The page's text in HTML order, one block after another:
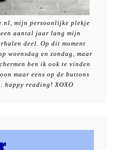
mijn persoonlijke plekje
aantal jaar lang mijn
deel. Op dit moment
woensdag en zondag, maar
ben ik ook te vinden
maar eens op de buttons
happy reading! XOXO